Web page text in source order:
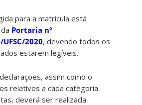
para a matrícula está
Portaria nº
UFSC/2020, devendo todos os
estarem legíveis.
assim como o
relativos a cada categoria
deverá ser realizada